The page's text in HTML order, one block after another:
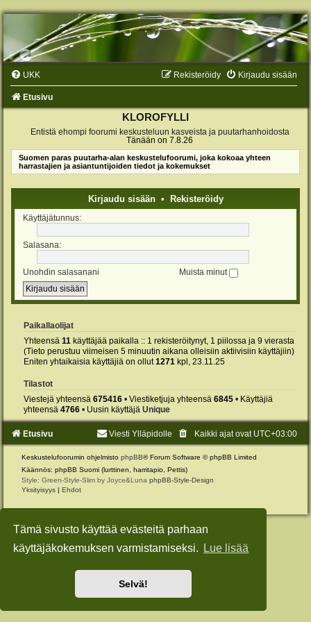
Tämä sivusto käyttää evästeitä parhaan
käyttäjäkokemuksen varmistamiseksi.
Lue lisää
Selvä!
UKK Kirjaudu sisään
Rekisteröidy
Etusivu
KLOROFYLLI
Entistä ehompi foorumi keskusteluun kasveista ja puutarhanhoidosta
Tänään on 7.8.26
Suomen paras puutarha-alan keskustelufoorumi, joka kokoaa yhteen
harrastajien ja asiantuntijoiden tiedot ja kokemukset
Kirjaudu sisään• Rekisteröidy
Käyttäjätunnus:
Salasana:
Unohdin salasanani Muista minut
Paikallaolijat
Yhteensä 11 käyttäjää paikalla :: 1 rekisteröitynyt, 1 piilossa ja 9 vierasta
(Tieto perustuu viimeisen 5 minuutin aikana olleisiin aktiivisiin käyttäjiin)
Eniten yhtaikaisia käyttäjiä on ollut1271 kpl, 23.11.25
Tilastot
Viestejä yhteensä 675416 • Viestiketjuja yhteensä 6845 • Käyttäjiä
yhteensä 4766 • Uusin käyttäjä Unique
Etusivu Kaikki ajat ovat UTC+03:00
Viesti Ylläpidolle
Keskustelufoorumin ohjelmisto phpBB® Forum Software © phpBB Limited
Käännös: phpBB Suomi (lurttinen, harritapio, Pettis)
Style: Green-Style-Slim by Joyce&Luna phpBB-Style-Design
Yksityisyys | Ehdot